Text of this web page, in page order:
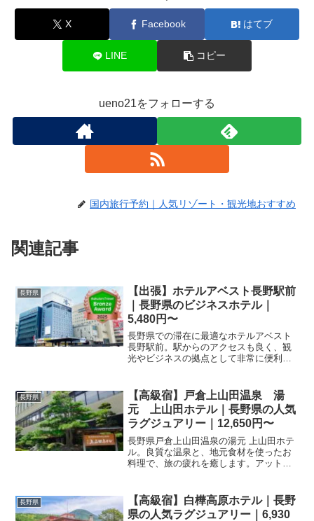
X Facebook はてブ
LINE コピー
ueno21をフォローする
国内旅行予約｜人気リゾート・観光地おすすめ
関連記事
長野県
【出張】ホテルアベスト長野駅前
｜長野県のビジネスホテル｜
5,480円〜
長野県での滞在に最適なホテルアベスト
長野駅前。駅からのアクセスも良く、観
光やビジネスの拠点として非常に便利で
う。
長野県
【高級宿】戸倉上山田温泉 湯
元 上山田ホテル｜長野県の人気
ラグジュアリー｜12,650円〜
長野県戸倉上山田温泉の湯元 上山田ホテ
ル。良質な温泉と、地元食材を使ったお
料理で、旅の疲れを癒します。アットホ
長野県
【高級宿】白樺高原ホテル｜長野
県の人気ラグジュアリー｜6,930